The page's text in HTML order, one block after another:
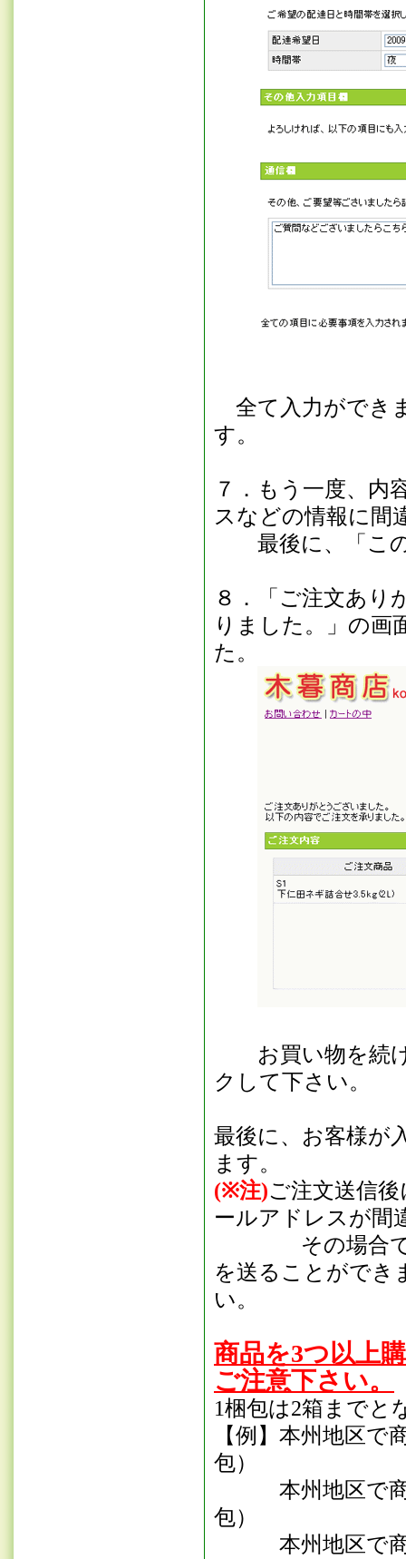
全て入力ができ
す。
７．もう一度、内
スなどの情報に間
最後に、「この
８．「ご注文あり
りました。」の画
た。
お買い物を続け
クして下さい。
最後に、お客様が
ます。
(※注)ご注文送信
ールアドレスが間
その場合でも
を送ることができ
い。
商品を3つ以上
ご注意下さい。
1梱包は2箱までと
【例】本州地区
包）
本州地区で商品
包）
本州地区で商品